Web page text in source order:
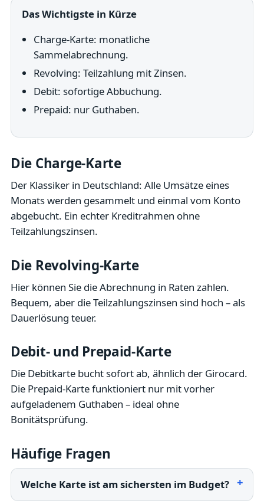
Das Wichtigste in Kürze
Charge-Karte: monatliche
Sammelabrechnung.
Revolving: Teilzahlung mit Zinsen.
Debit: sofortige Abbuchung.
Prepaid: nur Guthaben.
Die Charge-Karte
Der Klassiker in Deutschland: Alle Umsätze eines
Monats werden gesammelt und einmal vom Konto
abgebucht. Ein echter Kreditrahmen ohne
Teilzahlungszinsen.
Die Revolving-Karte
Hier können Sie die Abrechnung in Raten zahlen.
Bequem, aber die Teilzahlungszinsen sind hoch – als
Dauerlösung teuer.
Debit- und Prepaid-Karte
Die Debitkarte bucht sofort ab, ähnlich der Girocard.
Die Prepaid-Karte funktioniert nur mit vorher
aufgeladenem Guthaben – ideal ohne
Bonitätsprüfung.
Häufige Fragen
Welche Karte ist am sichersten im Budget?